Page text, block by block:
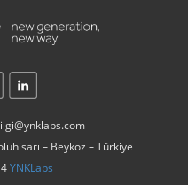
– Beykoz – Türkiye
YNKLabs